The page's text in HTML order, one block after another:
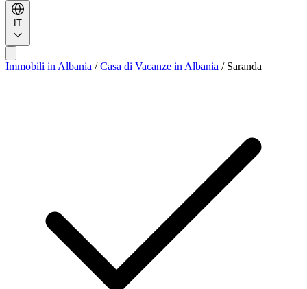
IT
Immobili in Albania / Casa di Vacanze in Albania / Saranda